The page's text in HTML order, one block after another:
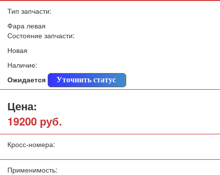
Тип запчасти:
Фара левая
Состояние запчасти:
Новая
Наличие:
Ожидается
Уточнить статус
Цена:
19200 руб.
Кросс-номера:
Применимость: